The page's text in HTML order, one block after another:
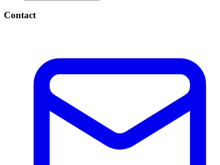
Contact